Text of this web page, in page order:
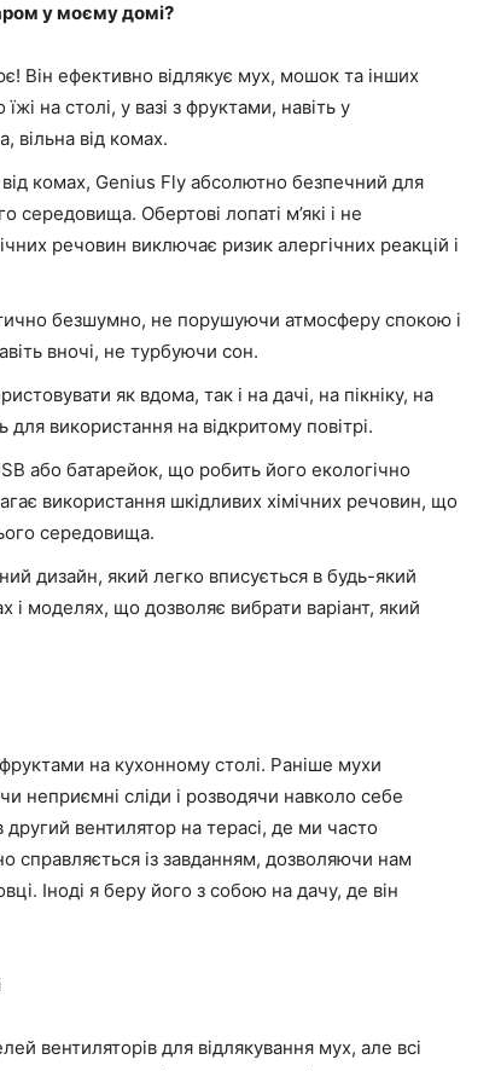
у моєму домі?
Він ефективно відлякує мух, мошок та інших
на столі, у вазі з фруктами, навіть у
вільна від комах.
від комах, Genius Fly абсолютно безпечний для
Обертові лопаті м’які і не
речовин виключає ризик алергічних реакцій і
безшумно, не порушуючи атмосферу спокою і
вночі, не турбуючи сон.
як вдома, так і на дачі, на пікніку, на
для використання на відкритому повітрі.
або батарейок, що робить його екологічно
використання шкідливих хімічних речовин, що
середовища.
дизайн, який легко вписується в будь-який
і моделях, що дозволяє вибрати варіант, який
на кухонному столі. Раніше мухи
неприємні сліди і розводячи навколо себе
вентилятор на терасі, де ми часто
справляється із завданням, дозволяючи нам
Іноді я беру його з собою на дачу, де він
вентиляторів для відлякування мух, але всі